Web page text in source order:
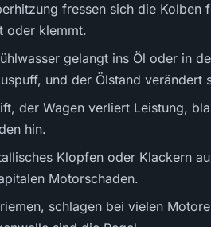
fressen sich die Kolben
oder klemmt.
gelangt ins Öl oder in
und der Ölstand verändert
der Wagen verliert Leistung,
hin.
Klopfen oder Klackern
Motorschaden.
schlagen bei vielen